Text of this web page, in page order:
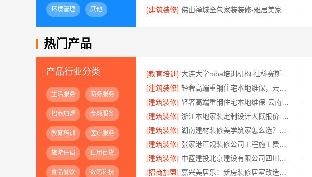
环境管理 其他
[建筑装修] 佛山禅城全包家装装修-雅居美家
热门产品
产品行业分类
生活服务 商务服务
招商加盟 金融服务
教育培训 医疗服务
旅游住宿 日用百货
食品餐饮 数码科技
[教育培训]
[建筑装修]
[建筑装修]
[建筑装修]
[建筑装修]
[建筑装修]
[建筑装修]
[招商加盟]